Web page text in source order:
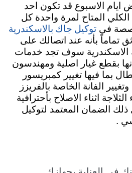
الاسبوع قد تكون احد
المتاح لمرة واحدة كل
في توكيل جاك بالاسكندرية
تماماً بأنه عند اتصالك على
الاسكندرية سوف تجد خدمات
بقطع غيار اصلية ومهندسون
بما فيها تغيير كمبريسور
الفانة الخاصة بالفريزز
اثناء الاصلاح بأحترافية
الضمان المعتمد لتوكيل
.